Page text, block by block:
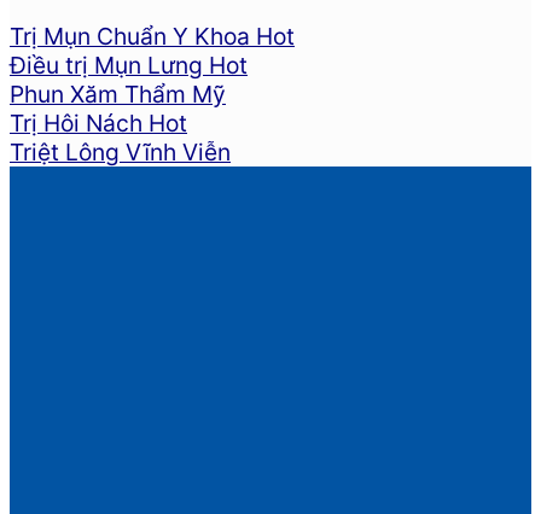
Trị Mụn Chuẩn Y Khoa
Điều trị Mụn Lưng
Phun Xăm Thẩm Mỹ
Trị Hôi Nách
Triệt Lông Vĩnh Viễn